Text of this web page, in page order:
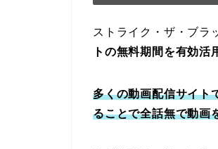
ストライク・ザ・ブラ
トの無料期間を有効活
多くの動画配信サイト
ることで全話無で動画